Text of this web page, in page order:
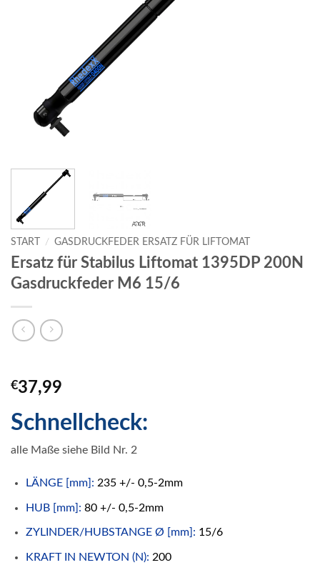
START / GASDRUCKFEDER ERSATZ FÜR LIFTOMAT
Ersatz für Stabilus Liftomat 1395DP 200N
Gasdruckfeder M6 15/6
€37,99
Schnellcheck:
alle Maße siehe Bild Nr. 2
LÄNGE [mm]: 235 +/- 0,5-2mm
HUB [mm]: 80 +/- 0,5-2mm
ZYLINDER/HUBSTANGE Ø [mm]: 15/6
KRAFT IN NEWTON (N): 200